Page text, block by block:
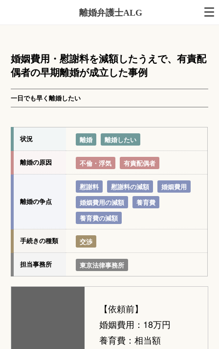
離婚弁護士ALG
婚姻費用・慰謝料を減額したうえで、有責配
偶者の早期離婚が成立した事例
一日でも早く離婚したい
状況 離婚 離婚したい
離婚の原因 不倫・浮気 有責配偶者
離婚の争点
慰謝料 慰謝料の減額
婚姻費用
婚姻費用の減額
養育費
養育費の減額
手続きの種類 交渉
担当事務所 東京法律事務所
【依頼前】
婚姻費用：18万円
養育費：相当額